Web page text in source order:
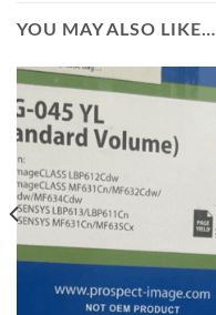
YOU MAY ALSO LIKE…